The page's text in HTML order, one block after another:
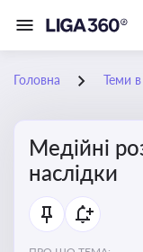
Головна Теми в
Медійні
наслідки